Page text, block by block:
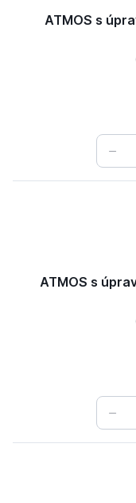
ATMOS s
ATMOS s